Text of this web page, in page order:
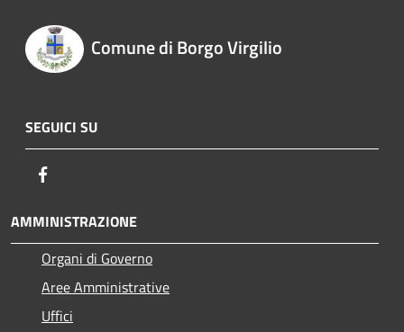
Comune di Borgo Virgilio
SEGUICI SU
AMMINISTRAZIONE
Organi di Governo
Aree Amministrative
Uffici